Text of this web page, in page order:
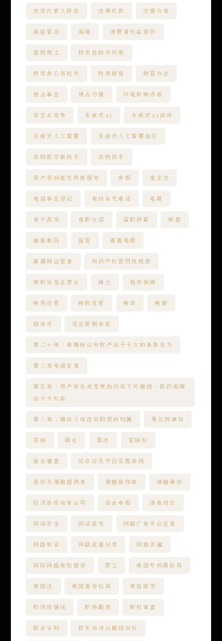
法定代表人辞任 法律代表 法规分类
海底管线 海缆 消费者权益保护
混同用工 特定目的外利用
特定非公务机关 特殊情境 特管办法
独占事业 独占力量 环境影响评估
生态系竞争 生成式AI 生成式AI训练
生成式人工智慧 生成式人工智慧指引
生物医学新技术 生物技术
用户号码批发转售服务 申报 电业法
电信事业登记 电动车充电站 电商
电子游戏 电影介绍 留职停薪 病假
癌症新药 监管 直播电商
直播间运营者 知识产权惩罚性赔偿
离职后竞业禁止 稀土 程序保障
税务优惠 税收优惠 税率 税额
稳定币 竞业限制条款
第二十条：离婚协议中财产给予子女的条款效力
第二类电信业者
第五条：房产加名或变更的约定不可撤销，但仍保障
给予方权益
第八条：婚后父母出资购房的归属 等比例减资
答辩 简化 算法 管辖权
結合審查 纪念日及节日实施条例
组织及细胞提供者 细胞保存库 细胞操作
经济部投资审议司 结合申报 绿色设计
网络安全 网络游戏 网路广告平台业者
网路影音 网路流量纪录 网路诈骗
网际网路接取服务 罢工 美国专利商标局
美国法 美国著作权局 美容医学
职场性骚扰 职场霸凌 职权审查
联合采购 股东会决议撤销诉权